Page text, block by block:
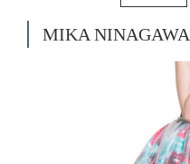
MIKA NINAGAWA